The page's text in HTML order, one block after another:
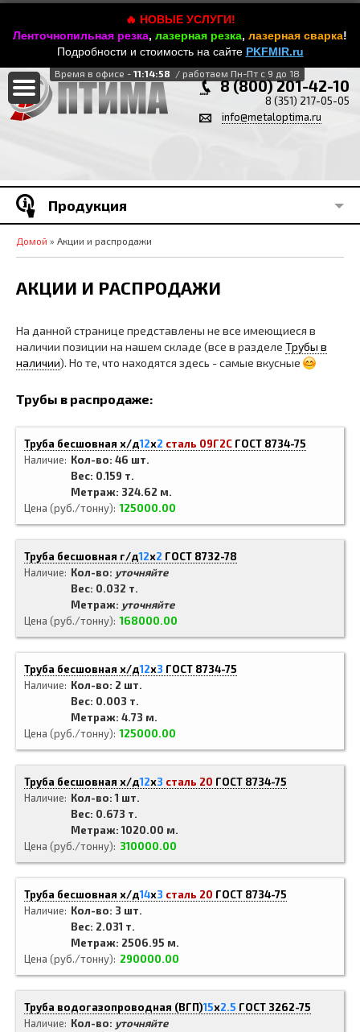
🔥 НОВЫЕ УСЛУГИ!
Ленточнопильная резка, лазерная резка, лазерная сварка!
Подробности и стоимость на сайте PKFMIR.ru
Время в офисе - 11:14:59 / работаем Пн-Пт с 9 до 18
8 (800) 201-42-10
8 (351) 217-05-05
info@metaloptima.ru
Продукция
Домой » Акции и распродажи
АКЦИИ И РАСПРОДАЖИ
На данной странице представлены не все имеющиеся в
наличии позиции на нашем складе (все в разделе Трубы в
наличии). Но те, что находятся здесь - самые вкусные
Трубы в распродаже:
Труба бесшовная х/д12x2 сталь 09Г2С ГОСТ 8734-75
Наличие
Кол-во: 46 шт.
Вес: 0.159 т.
Метраж: 324.62 м.
Цена (руб./тонну) 125000.00
Труба бесшовная г/д12x2 ГОСТ 8732-78
Наличие
Кол-во: уточняйте
Вес: 0.032 т.
Метраж: уточняйте
Цена (руб./тонну) 168000.00
Труба бесшовная х/д12x3 ГОСТ 8734-75
Наличие
Кол-во: 2 шт.
Вес: 0.003 т.
Метраж: 4.73 м.
Цена (руб./тонну) 125000.00
Труба бесшовная х/д12x3 сталь 20 ГОСТ 8734-75
Наличие
Кол-во: 1 шт.
Вес: 0.673 т.
Метраж: 1020.00 м.
Цена (руб./тонну)
310000.00
Труба бесшовная х/д14x3 сталь 20 ГОСТ 8734-75
Наличие
Кол-во: 3 шт.
Вес: 2.031 т.
Метраж: 2506.95 м.
Цена (руб./тонну)
290000.00
Труба водогазопроводная (ВГП)15x2.5 ГОСТ 3262-75
Наличие
Кол-во: уточняйте